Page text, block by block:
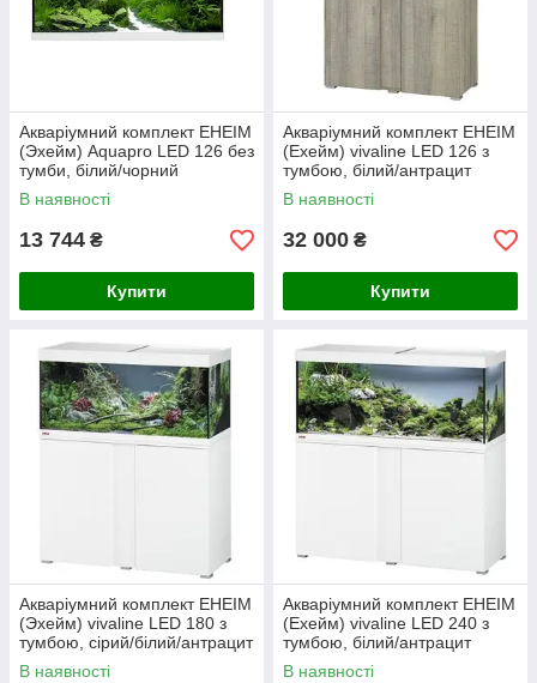
Акваріумний комплект EHEIM
(Эхейм) Аquapro LED 126 без
тумби, білий/чорний
В наявності
13 744 ₴
Купити
Акваріумний комплект EHEIM
(Ехейм) vivaline LED 126 з
тумбою, білий/антрацит
(80*45*35 см)
В наявності
32 000 ₴
Купити
Акваріумний комплект EHEIM
(Эхейм) vivaline LED 180 з
тумбою, сірий/білий/антрацит
(100*45*40см)
В наявності
Акваріумний комплект EHEIM
(Ехейм) vivaline LED 240 з
тумбою, білий/антрацит
(120*50*40)
В наявності